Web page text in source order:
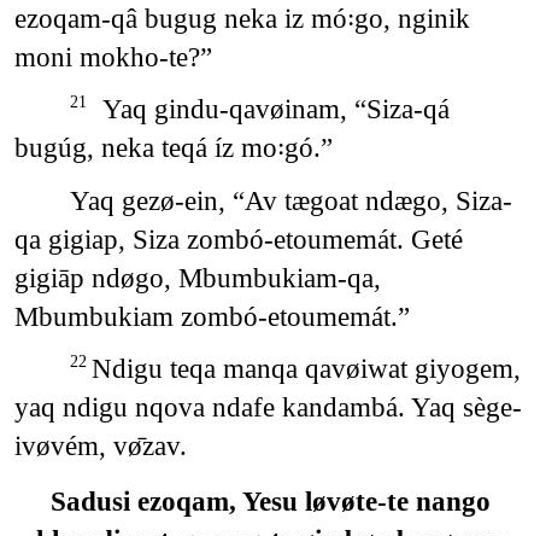
ezoqam-qâ bugug neka iz mó꞉go, nginik
moni mokho-te?”
21
Yaq gindu-qavøinam, “Siza-qá
bugúg, neka teqá íz mo꞉gó.”
Yaq gezø-ein, “Av tægoat ndægo, Siza-
qa gigiap, Siza zombó-etoumemát. Geté
gigiāp ndøgo, Mbumbukiam-qa,
Mbumbukiam zombó-etoumemát.”
22 Ndigu teqa manqa qavøiwat giyogem,
yaq ndigu nqova ndafe kandambá. Yaq sège-
ivøvém, vø̄zav.
Sadusi ezoqam, Yesu løvøte-te nango